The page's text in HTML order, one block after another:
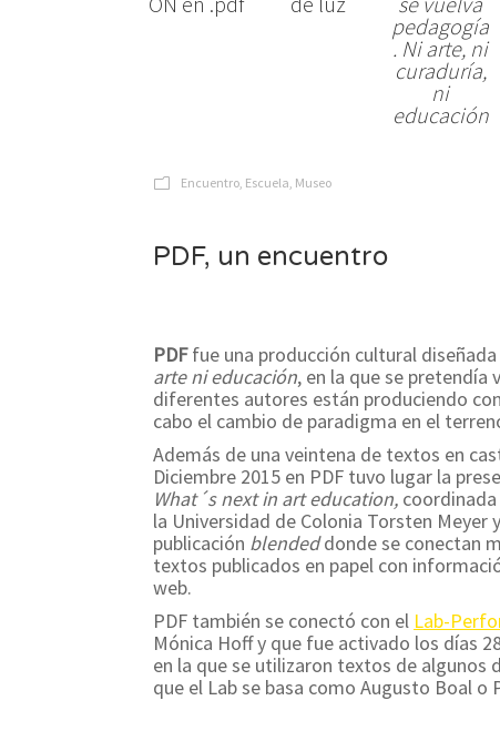
pedagogía
. Ni arte, ni
curaduría,
ni
educación
Encuentro, Escuela, Museo
PDF, un encuentro
PDFfue una producción cultural diseñada
arte ni educación, en la que se
diferentes autores están produciendo
cabo el cambio de paradigma en el
Además de una veintena de textos en
Diciembre 2015 en PDF tuvo lugar la
What´s next in art education,
la Universidad de Colonia Torsten Meyer
publicación blendeddonde se conectan
textos publicados en papel con
web.
PDF también se conectó con el Lab-
Mónica Hoff y que fue activado los días
en la que se utilizaron textos de algunos
que el Lab se basa como Augusto Boal o